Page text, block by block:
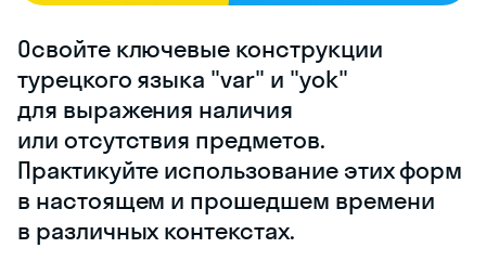
Освойте ключевые конструкции
турецкого языка "var" и "yok"
для выражения наличия
или отсутствия предметов.
Практикуйте использование этих форм
в настоящем и прошедшем времени
в различных контекстах.